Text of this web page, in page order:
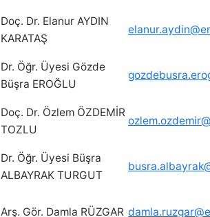
Doç. Dr. Elanur AYDIN
KARATAŞ
Dr. Öğr. Üyesi Gözde
Büşra EROĞLU
Doç. Dr. Özlem ÖZDEMİR
TOZLU
Dr. Öğr. Üyesi Büşra
ALBAYRAK TURGUT
Arş. Gör. Damla RÜZGAR